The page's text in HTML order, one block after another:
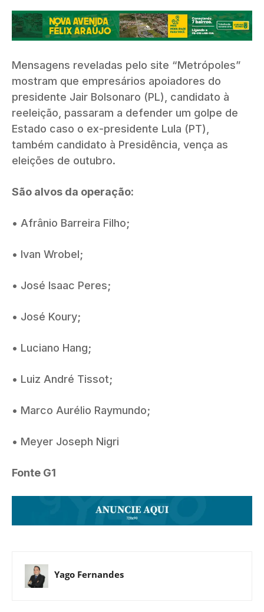
Mensagens reveladas pelo site “Metrópoles”
mostram que empresários apoiadores do
presidente Jair Bolsonaro (PL), candidato à
reeleição, passaram a defender um golpe de
Estado caso o ex-presidente Lula (PT),
também candidato à Presidência, vença as
eleições de outubro.
São alvos da operação:
• Afrânio Barreira Filho;
• Ivan Wrobel;
• José Isaac Peres;
• José Koury;
• Luciano Hang;
• Luiz André Tissot;
• Marco Aurélio Raymundo;
• Meyer Joseph Nigri
Fonte G1
Yago Fernandes